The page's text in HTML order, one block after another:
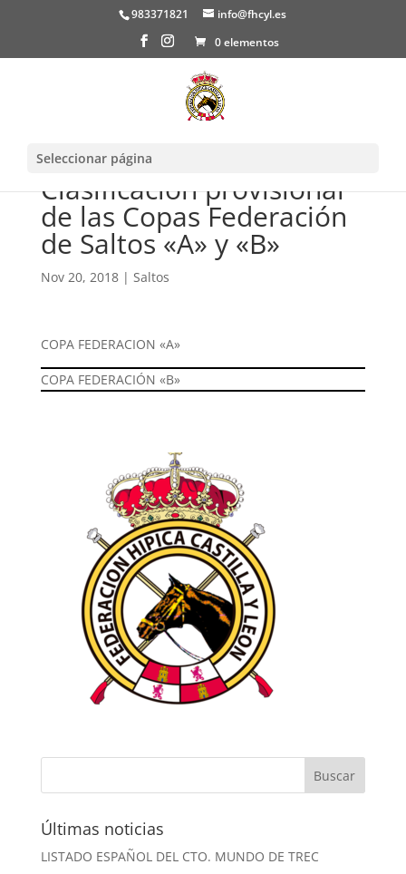
983371821
info@fhcyl.es
0 elementos
Seleccionar página
Clasificación provisional
de las Copas Federación
de Saltos «A» y «B»
Nov 20, 2018| Saltos
COPA FEDERACION «A»
COPA FEDERACIÓN «B»
Últimas noticias
LISTADO ESPAÑOL DEL CTO. MUNDO DE TREC